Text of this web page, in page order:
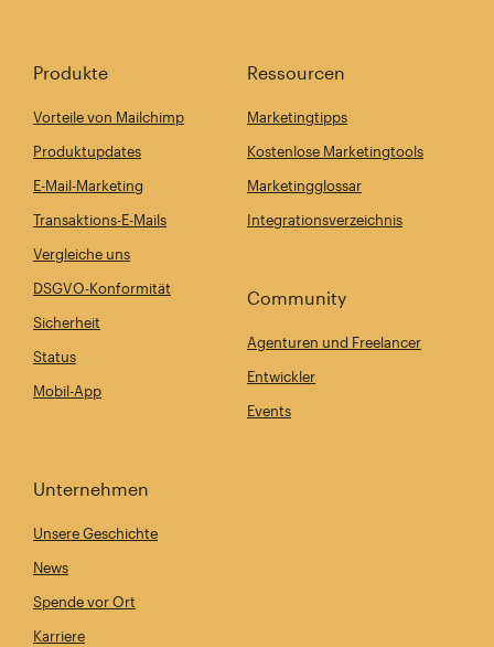
Produkte
Vorteile von Mailchimp
Produktupdates
E-Mail-Marketing
Transaktions-E-Mails
Vergleiche uns
DSGVO-Konformität
Sicherheit
Status
Mobil-App
Ressourcen
Marketingtipps
Kostenlose Marketingtools
Marketingglossar
Integrationsverzeichnis
Community
Agenturen und Freelancer
Entwickler
Events
Unternehmen
Unsere Geschichte
News
Spende vor Ort
Karriere